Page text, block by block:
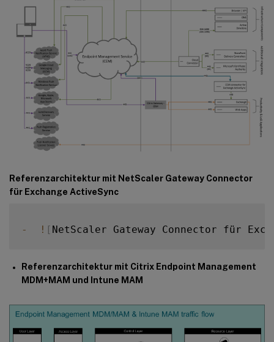
Referenzarchitektur mit NetScaler Gateway Connector
für Exchange ActiveSync
- ! [ NetScaler Gateway Connector für
Referenzarchitektur mit Citrix Endpoint Management
MDM+MAM und Intune MAM